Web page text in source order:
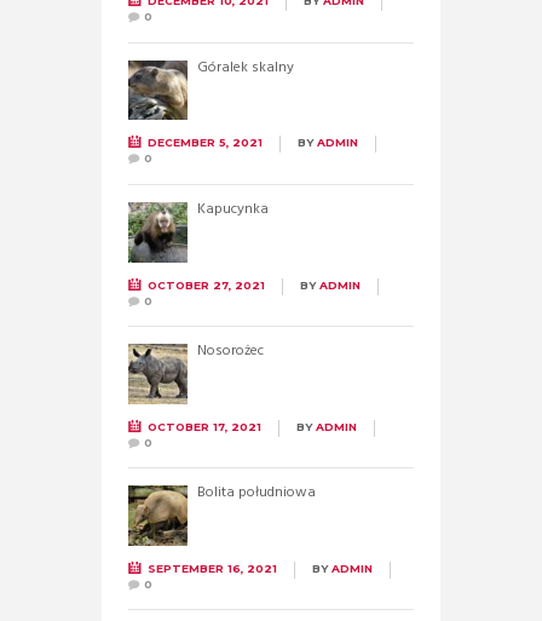
0
Góralek skalny
DECEMBER 5, 2021 BYADMIN
0
Kapucynka
OCTOBER 27, 2021 BYADMIN
0
Nosorożec
OCTOBER 17, 2021 BYADMIN
0
Bolita południowa
SEPTEMBER 16, 2021 BYADMIN
0